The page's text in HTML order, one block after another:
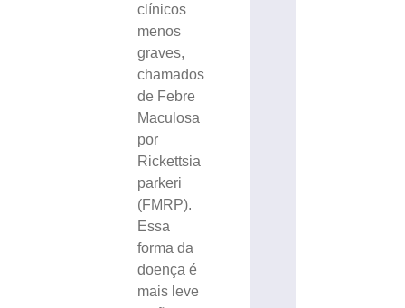
clínicos
menos
graves,
chamados
de Febre
Maculosa
por
Rickettsia
parkeri
(FMRP).
Essa
forma da
doença é
mais leve